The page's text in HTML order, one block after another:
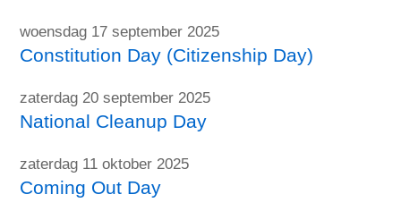
woensdag 17 september 2025
Constitution Day (Citizenship Day)
zaterdag 20 september 2025
National Cleanup Day
zaterdag 11 oktober 2025
Coming Out Day